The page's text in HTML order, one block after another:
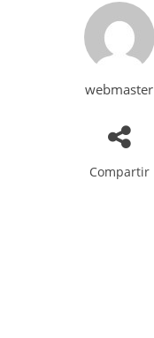
webmaster
Compartir